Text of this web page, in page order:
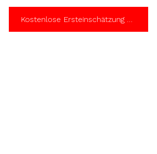
Kostenlose Ersteinschätzung & Jetzt Termin anfragen